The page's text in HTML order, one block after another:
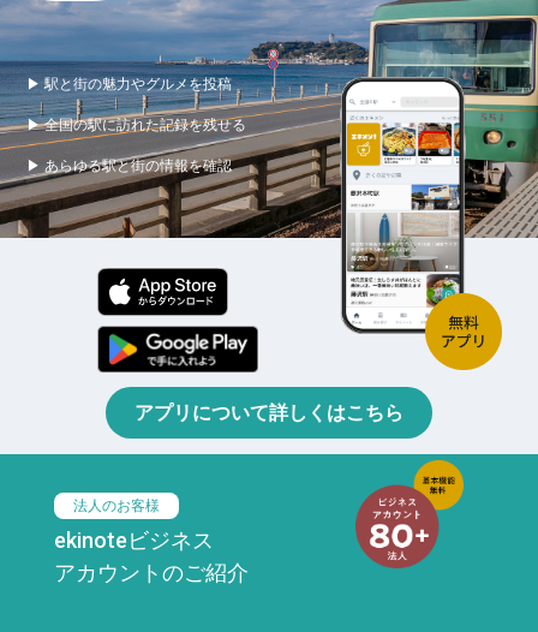
▶ 駅と街の魅力やグルメを投稿
▶ 全国の駅に訪れた記録を残せる
▶ あらゆる駅と街の情報を確認
アプリについて詳しくはこちら
法人のお客様
ekinoteビジネス
アカウントのご紹介